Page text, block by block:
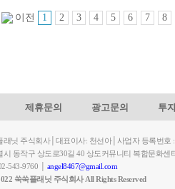
이전 1 2 3 4 5 6 7 8
제휴문의 광고문의 투
래닛 주식회사│대표이사: 천선아│사업자 등록번호
시 동작구 상도로30길 40 상도커뮤니티 복합문화
543-9760 │ angel8467@gmail.com
쑥쑥플래닛 주식회사 All Rights Reserved